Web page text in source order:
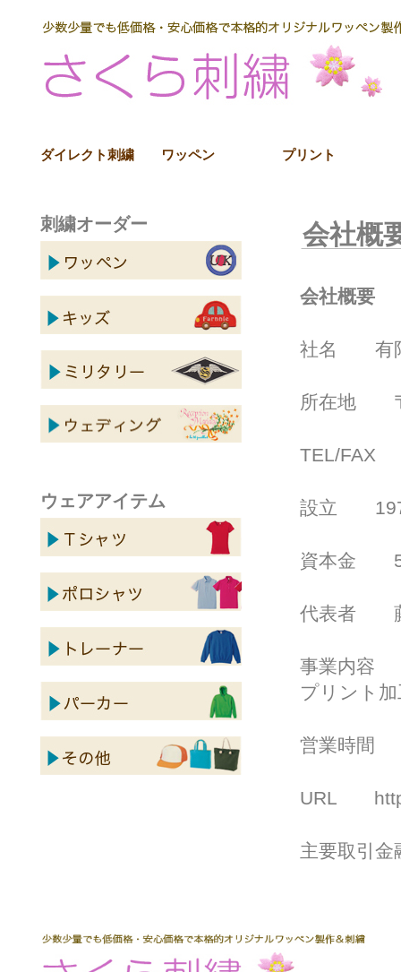
ダイレクト刺繍 ワッペン プリント
刺繍オーダー
ウェアアイテム
会社概
会社概要
社名 有限
所在地 〒
TEL/FAX
設立
資本金
代表者
事業内容
プリント
営業時間
URL
主要取引